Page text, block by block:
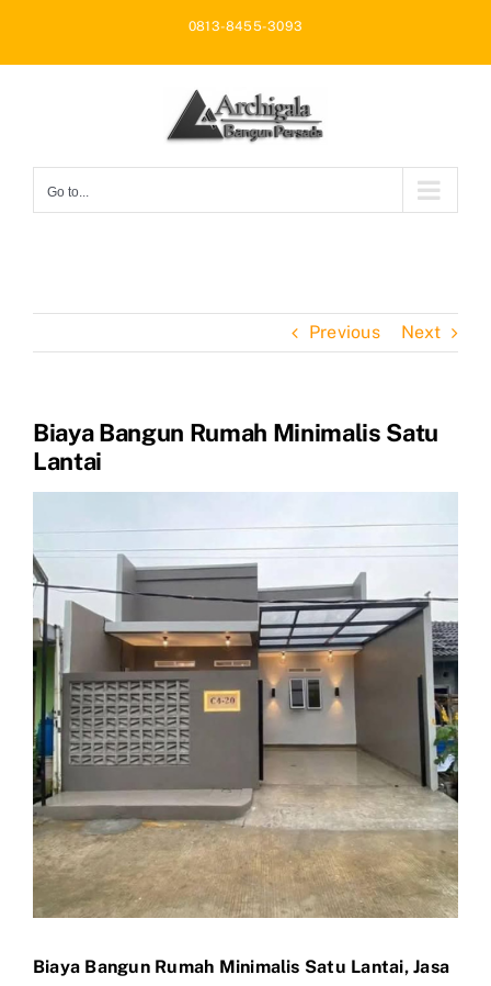
0813-8455-3093
Go to...
Previous Next
Biaya Bangun Rumah Minimalis Satu
Lantai
Larger
Image
Biaya Bangun Rumah Minimalis Satu Lantai, Jasa